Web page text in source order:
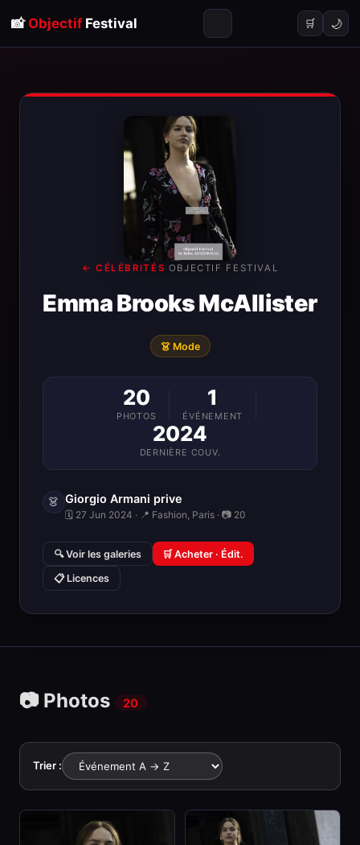
📸 ObjectifFestival 🛒 🌙
← CÉLÉBRITÉS· OBJECTIF FESTIVAL
Emma Brooks McAllister
👗 Mode
20
PHOTOS
1
ÉVÉNEMENT
2024
DERNIÈRE COUV.
👗 Giorgio Armani prive
🗓 27 Jun 2024 · 📍 Fashion, Paris · 📷 20
🔍 Voir les galeries 🛒 Acheter · Édit.
📋 Licences
📷 Photos 20
Trier :